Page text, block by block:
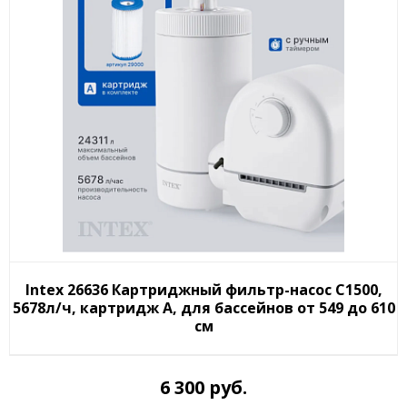
Intex 26636 Картриджный фильтр-насос C1500,
5678л/ч, картридж А, для бассейнов от 549 до 610
см
6 300 руб.